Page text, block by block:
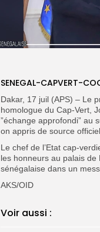
SENEGAL-CAPVERT-
Dakar, 17 juil (APS) – Le
homologue du Cap-Vert,
”échange approfondi” au
on appris de source
Le chef de l’Etat cap-
les honneurs au palais
sénégalaise dans un
AKS/OID
Voir aussi :